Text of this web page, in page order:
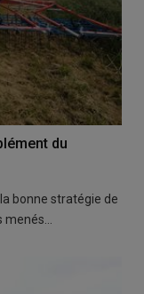
du
bonne stratégie de
menés…